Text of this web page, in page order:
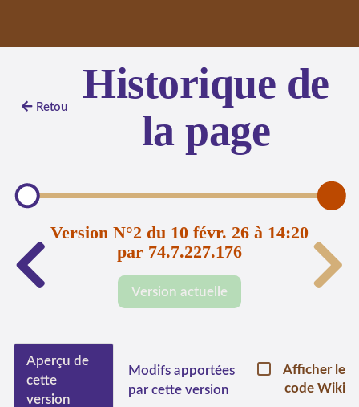
Retour
Historique de
la page
Version N°2 du 10 févr. 26 à 14:20
par 74.7.227.176
Version actuelle
Aperçu de
cette
version
Modifs apportées
par cette version
Afficher le
code Wiki